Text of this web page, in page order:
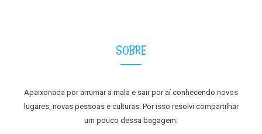
SOBRE
Apaixonada por arrumar a mala e sair por aí conhecendo novos
lugares, novas pessoas e culturas. Por isso resolvi compartilhar
um pouco dessa bagagem.